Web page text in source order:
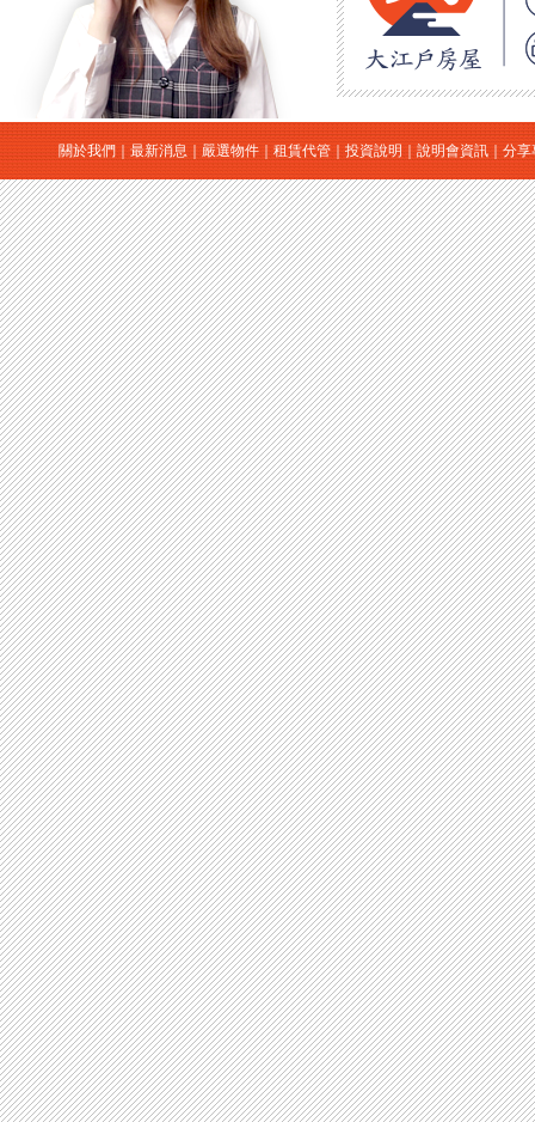
關於我們 最新消息 嚴選物件 租賃代管 投資說明 說明會資訊 分享
日本房地產
｜
日本買房
｜
日本購屋
｜
日本投資
｜
大江戶房屋有限公司